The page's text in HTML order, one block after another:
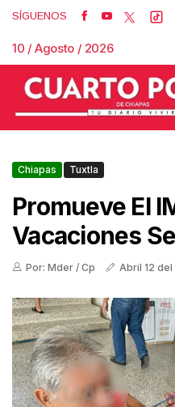
SÍGUENOS
10 / Agosto / 2026
Chiapas Tuxtla
Promueve El
Vacaciones
Por: Mder / Cp Abril 12